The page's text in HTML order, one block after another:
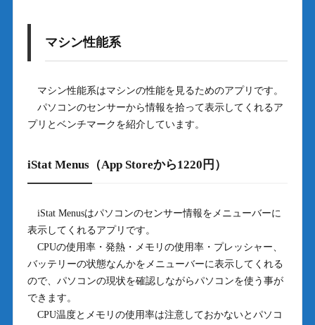
マシン性能系
マシン性能系はマシンの性能を見るためのアプリです。
パソコンのセンサーから情報を拾って表示してくれるア
プリとベンチマークを紹介しています。
iStat Menus（App Storeから1220円）
iStat Menusはパソコンのセンサー情報をメニューバーに
表示してくれるアプリです。
CPUの使用率・発熱・メモリの使用率・プレッシャー、
バッテリーの状態なんかをメニューバーに表示してくれる
ので、パソコンの現状を確認しながらパソコンを使う事が
できます。
CPU温度とメモリの使用率は注意しておかないとパソコ